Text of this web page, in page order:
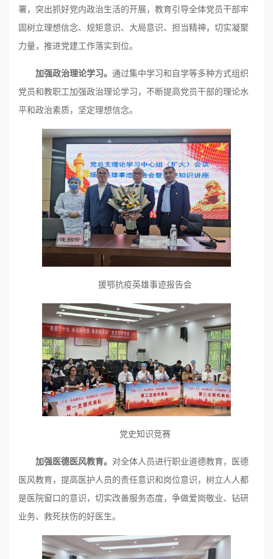
署，突出抓好党内政治生活的开展，教育引导全体党员干部牢
固树立理想信念、规矩意识、大局意识、担当精神，切实凝聚
力量，推进党建工作落实到位。
加强政治理论学习。 通过集中学习和自学等多种方式组织
党员和教职工加强政治理论学习，不断提高党员干部的理论水
平和政治素质，坚定理想信念。
援鄂抗疫英雄事迹报告会
党史知识竞赛
加强医德医风教育。 对全体人员进行职业道德教育，医德
医风教育，提高医护人员的责任意识和岗位意识，树立人人都
是医院窗口的意识，切实改善服务态度，争做爱岗敬业、钻研
业务、救死扶伤的好医生。